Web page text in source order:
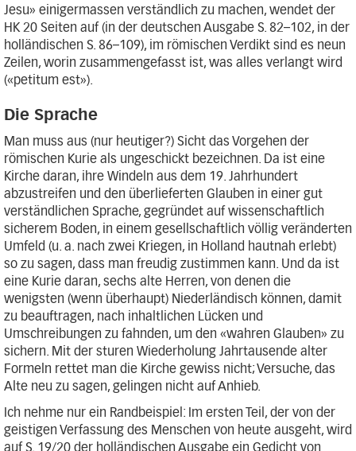
Jesu» einigermassen verständlich zu machen, wendet der
HK 20 Seiten auf (in der deutschen Ausgabe S. 82–102, in der
holländischen S. 86–109), im römischen Verdikt sind es neun
Zeilen, worin zusammengefasst ist, was alles verlangt wird
(«petitum est»).
Die Sprache
Man muss aus (nur heutiger?) Sicht das Vorgehen der
römischen Kurie als ungeschickt bezeichnen. Da ist eine
Kirche daran, ihre Windeln aus dem 19. Jahrhundert
abzustreifen und den überlieferten Glauben in einer gut
verständlichen Sprache, gegründet auf wissenschaftlich
sicherem Boden, in einem gesellschaftlich völlig veränderten
Umfeld (u. a. nach zwei Kriegen, in Holland hautnah erlebt)
so zu sagen, dass man freudig zustimmen kann. Und da ist
eine Kurie daran, sechs alte Herren, von denen die
wenigsten (wenn überhaupt) Niederländisch können, damit
zu beauftragen, nach inhaltlichen Lücken und
Umschreibungen zu fahnden, um den «wahren Glauben» zu
sichern. Mit der sturen Wiederholung Jahrtausende alter
Formeln rettet man die Kirche gewiss nicht; Versuche, das
Alte neu zu sagen, gelingen nicht auf Anhieb.
Ich nehme nur ein Randbeispiel: Im ersten Teil, der von der
geistigen Verfassung des Menschen von heute ausgeht, wird
auf S. 19/20 der holländischen Ausgabe ein Gedicht von